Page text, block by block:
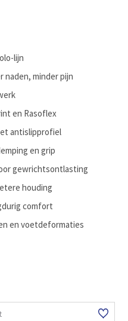
lijn
naden, minder pijn
en Rasoflex
antislipprofiel
en grip
gewrichtsontlasting
houding
comfort
en voetdeformaties